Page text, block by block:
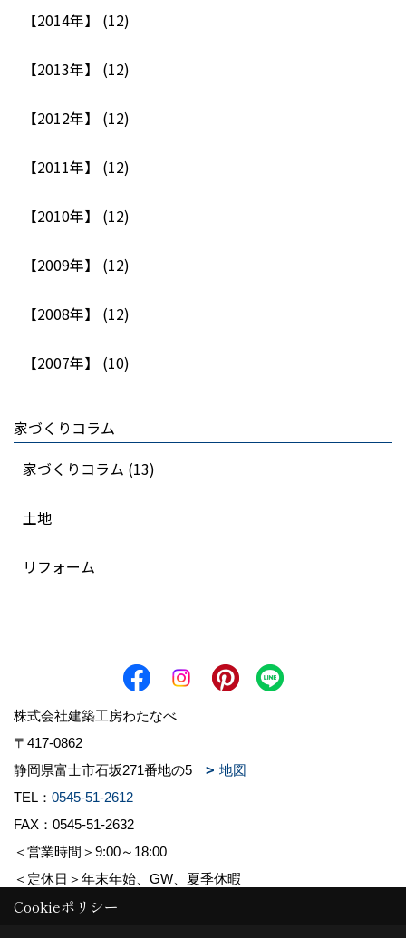
【2014年】 (12)
【2013年】 (12)
【2012年】 (12)
【2011年】 (12)
【2010年】 (12)
【2009年】 (12)
【2008年】 (12)
【2007年】 (10)
家づくりコラム
家づくりコラム (13)
土地
リフォーム
株式会社建築工房わたなべ
〒417-0862
静岡県富士市石坂271番地の5
地図
TEL： 0545-51-2612
FAX：0545-51-2632
＜営業時間＞9:00～18:00
＜定休日＞年末年始、GW、夏季休暇
Cookieポリシー